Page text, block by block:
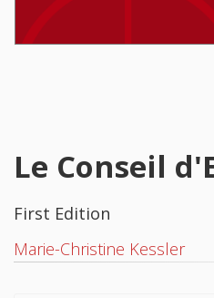
Le Conseil
First Edition
Marie-Christine Kessler